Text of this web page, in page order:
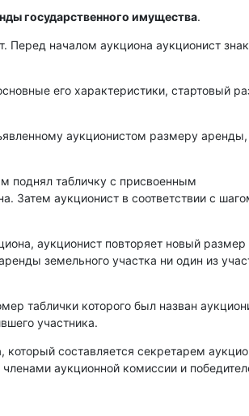
государственного имущества.
Перед началом аукциона аукционист
его характеристики, стартовый
аукционистом размеру аренды,
поднял табличку с присвоенным
Затем аукционист в соответствии с
аукционист повторяет новый размер
земельного участка ни один из
таблички которого был назван
участника.
который составляется секретарем
аукционной комиссии и